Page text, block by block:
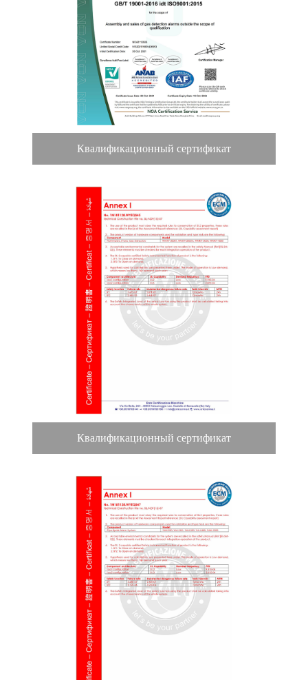
Квалификационный сертификат
Квалификационный сертификат